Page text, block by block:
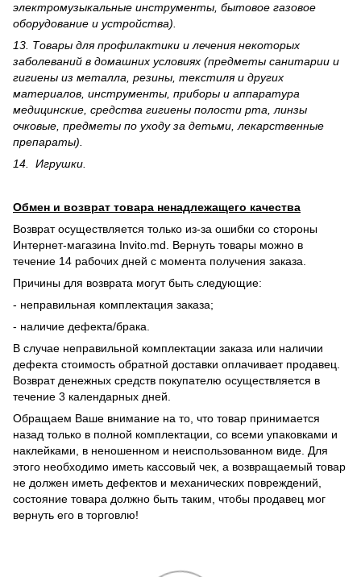
электрому­зыкальные инструменты, бытовое газовое
оборудование и устройства).
13. Товары для профилактики и лечения некоторых
заболеваний в домашних условиях (предметы санитарии и
гигиены из металла, резины, текстиля и других
материалов, инструменты, приборы и аппаратура
медицинские, средства гигиены полости рта, линзы
очковые, предметы по уходу за детьми, лекарственные
препараты).
14. Игрушки.
Обмен и возврат товара ненадлежащего качества
Возврат осуществляется только из-за ошибки со стороны
Интернет-магазина Invito.md. Вернуть товары можно в
течение 14 рабочих дней с момента получения заказа.
Причины для возврата могут быть следующие:
- неправильная комплектация заказа;
- наличие дефекта/брака.
В случае неправильной комплектации заказа или наличии
дефекта стоимость обратной доставки оплачивает продавец.
Возврат денежных средств покупателю осуществляется в
течение 3 календарных дней.
Обращаем Ваше внимание на то, что товар принимается
назад только в полной комплектации, со всеми упаковками и
наклейками, в неношенном и неиспользованном виде. Для
этого необходимо иметь кассовый чек, а возвращаемый товар
не должен иметь дефектов и механических повреждений,
состояние товара должно быть таким, чтобы продавец мог
вернуть его в торговлю!